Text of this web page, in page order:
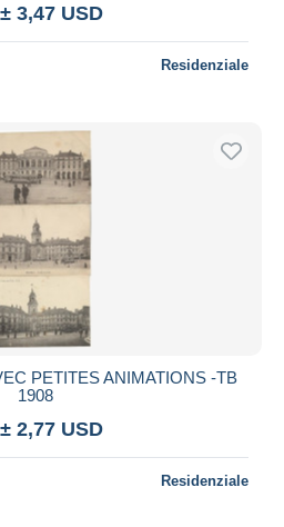
± 3,47 USD
Residenziale
PETITES ANIMATIONS -TB
1908
± 2,77 USD
Residenziale